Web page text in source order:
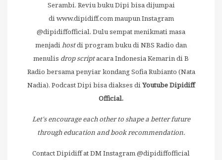
Serambi. Reviu buku Dipi bisa dijumpai
diwww.dipidiff.commaupun Instagram
@dipidiffofficial. Dulu sempat menikmati masa
menjadihostdi program buku di NBS Radio dan
menulis drop scriptacara Indonesia Kemarin di B
Radio bersama penyiar kondang Sofia Rubianto (Nata
Nadia). Podcast Dipi bisa diakses diYoutube Dipidiff
Official.
Let's encourage each other to shape a better future
through education and book recommendation.
Contact Dipidiff at DM Instagram @dipidiffofficial